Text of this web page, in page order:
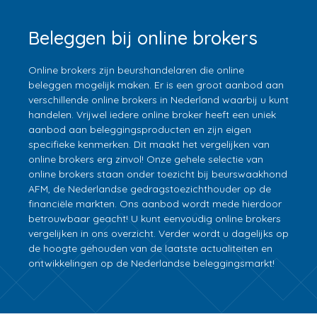
Beleggen bij online brokers
Online brokers zijn beurshandelaren die online
beleggen mogelijk maken. Er is een groot aanbod aan
verschillende online brokers in Nederland waarbij u kunt
handelen. Vrijwel iedere online broker heeft een uniek
aanbod aan beleggingsproducten en zijn eigen
specifieke kenmerken. Dit maakt het vergelijken van
online brokers erg zinvol! Onze gehele selectie van
online brokers staan onder toezicht bij beurswaakhond
AFM, de Nederlandse gedragstoezichthouder op de
financiële markten. Ons aanbod wordt mede hierdoor
betrouwbaar geacht! U kunt eenvoudig online brokers
vergelijken in ons overzicht. Verder wordt u dagelijks op
de hoogte gehouden van de laatste actualiteiten en
ontwikkelingen op de Nederlandse beleggingsmarkt!